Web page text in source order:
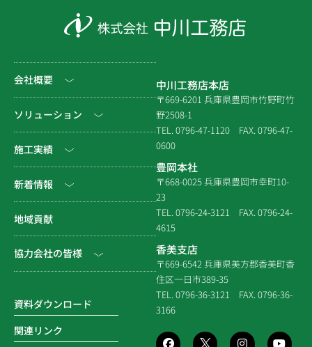
会社概要
社長挨拶
会社沿革
拠点一覧
企業倫理規定
品質方針
環境方針
ソリューション
公共工事
住宅関連
各種連携
災害時対応等
施工実績
土木
建築（民間）
新着情報
NEWS & EVENT
メディア掲載
地域貢献
協力会社の皆様
資料ダウンロード
関連リンク
中川工務店本店
〒669-6201 兵庫県豊岡市竹野町竹
野2508-1
TEL. 0796-47-1120 FAX. 0796-47-
0600
豊岡本社
〒668-0025 兵庫県豊岡市幸町10-
23
TEL. 0796-24-3121 FAX. 0796-24-
4615
香美支店
〒669-6542 兵庫県美方郡香美町香
住区一日市389-35
TEL. 0796-36-3121 FAX. 0796-36-
3166